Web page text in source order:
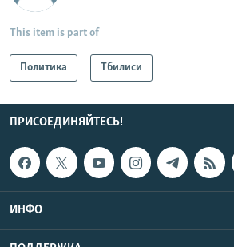
This item is part of
Политика Тбилиси
ПРИСОЕДИНЯЙТЕСЬ!
ИНФО